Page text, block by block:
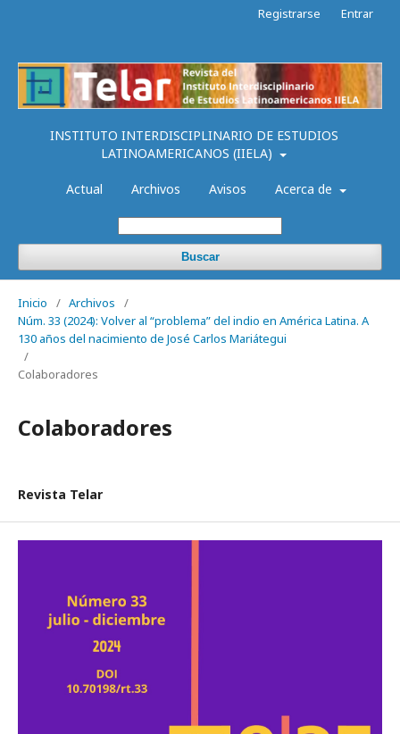
INSTITUTO INTERDISCIPLINARIO DE ESTUDIOS
LATINOAMERICANOS (IIELA)
Actual Archivos Avisos Acerca de
Buscar
Registrarse Entrar
Inicio / Archivos
/
Núm. 33 (2024): Volver al “problema” del indio en América Latina. A
130 años del nacimiento de José Carlos Mariátegui
/
Colaboradores
Colaboradores
Revista Telar